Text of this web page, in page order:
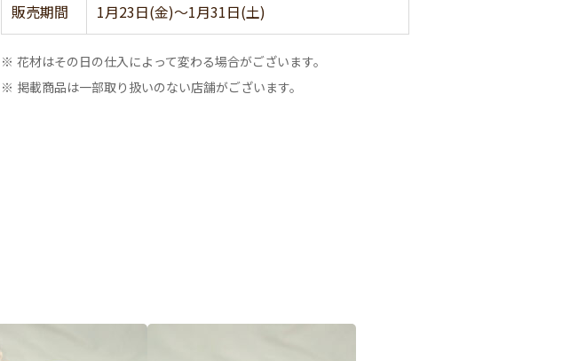
販売期間 1月23日(金)～1月31日(土)
※ 花材はその日の仕入によって変わる場合がございます。
※ 掲載商品は一部取り扱いのない店舗がございます。